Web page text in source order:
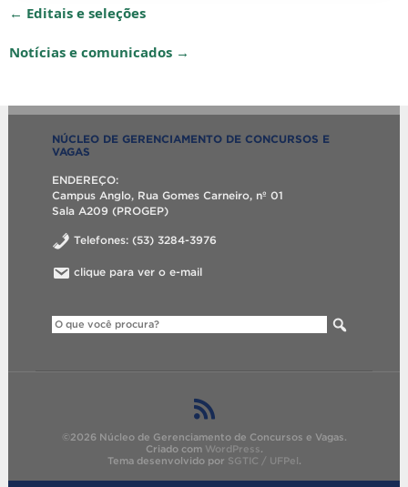
← Editais e seleções
Notícias e comunicados →
NÚCLEO DE GERENCIAMENTO DE CONCURSOS E
VAGAS
ENDEREÇO:
Campus Anglo, Rua Gomes Carneiro, nº 01
Sala A209 (PROGEP)
Telefones: (53) 3284-3976
clique para ver o e-mail
©2026 Núcleo de Gerenciamento de Concursos e Vagas.
Criado com WordPress.
Tema desenvolvido por SGTIC / UFPel.